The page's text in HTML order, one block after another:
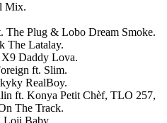
Mix.
The Plug & Lobo Dream Smoke.
The Latalay.
Daddy Lova.
ft. Slim.
RealBoy.
ft. Konya Petit Chèf, TLO 257,
The Track.